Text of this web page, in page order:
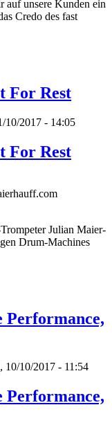
auf unsere Kunden ein
Credo des fast
For Rest
10/2017 - 14:05
For Rest
Julian Maier-
Drum-Machines
Performance,
10/10/2017 - 11:54
Performance,